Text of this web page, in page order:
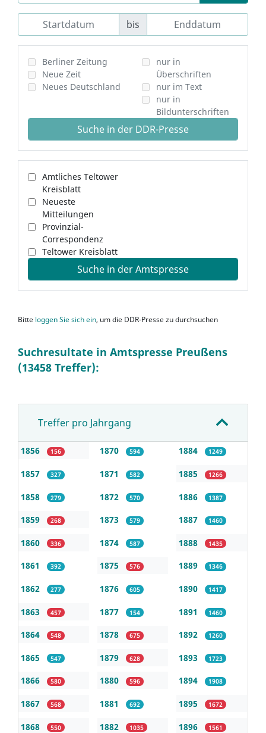
bis
Berliner Zeitung
Neue Zeit
Neues Deutschland
nur in
Überschriften
nur im Text
nur in
Bildunterschriften
Suche in der DDR-Presse
Amtliches Teltower
Kreisblatt
Neueste
Mitteilungen
Provinzial-
Correspondenz
Teltower Kreisblatt
Suche in der Amtspresse
Bitte loggen Sie sich ein, um die DDR-Presse zu durchsuchen
Suchresultate in Amtspresse Preußens
(13458 Treffer):
Treffer pro Jahrgang
1856 156
1857 327
1858 279
1859 268
1860 336
1861 392
1862 277
1863 457
1864 548
1865 547
1866 580
1867 568
1868 550
1870 594
1871 582
1872 570
1873 579
1874 587
1875 576
1876 605
1877 154
1878 675
1879 628
1880 596
1881 692
1882 1035
1884 1249
1885 1266
1886 1387
1887 1460
1888 1435
1889 1346
1890 1417
1891 1460
1892 1260
1893 1723
1894 1908
1895 1672
1896 1561